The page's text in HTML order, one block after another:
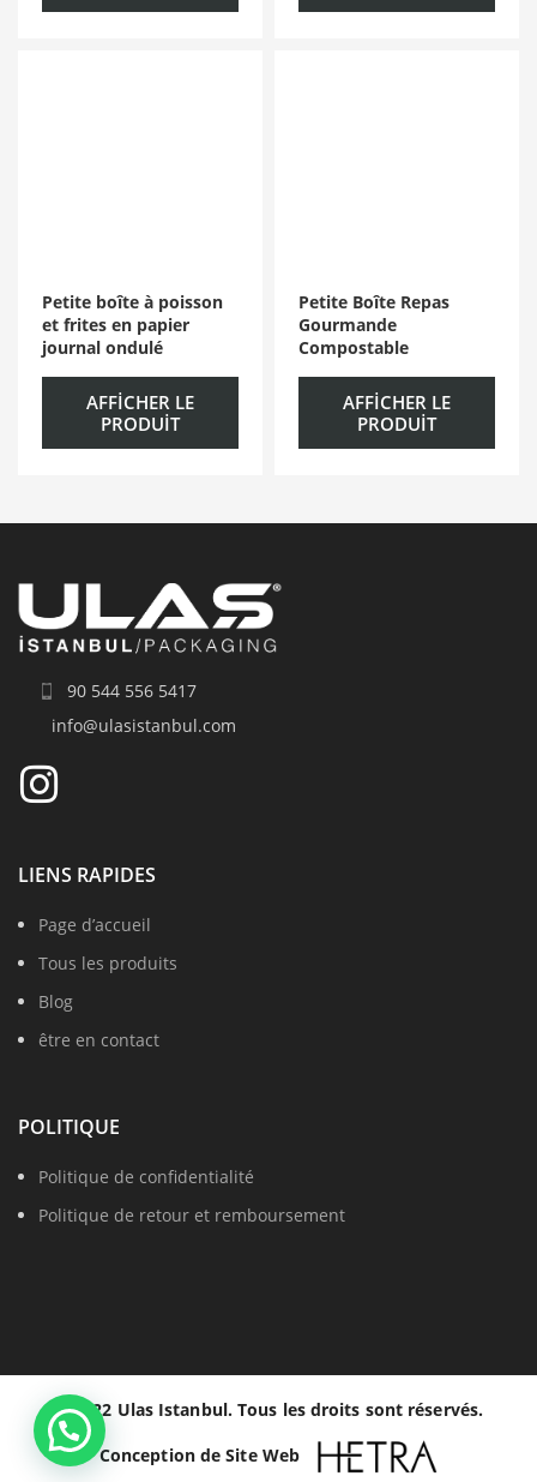
Petite boîte à poisson
et frites en papier
journal ondulé
AFFICHER LE
PRODUIT
Petite Boîte Repas
Gourmande
Compostable
AFFICHER LE
PRODUIT
90 544 556 5417
info@ulasistanbul.com
LIENS RAPIDES
Page d’accueil
Tous les produits
Blog
être en contact
POLITIQUE
Politique de confidentialité
Politique de retour et remboursement
© 2022 Ulas Istanbul. Tous les droits sont réservés.
Conception de Site Web